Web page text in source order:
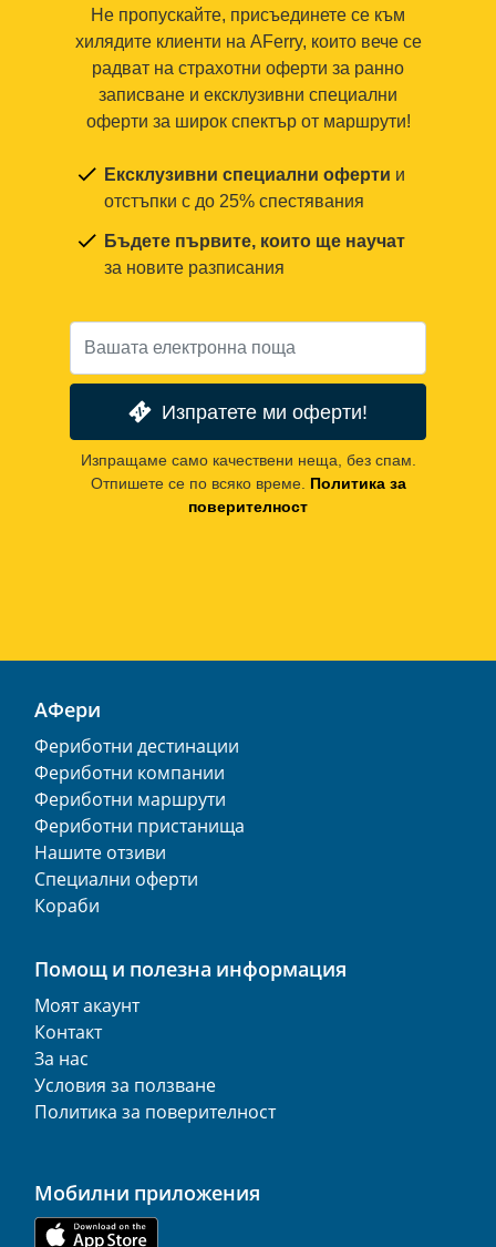
Не пропускайте, присъединете се към
хилядите клиенти на AFerry, които вече се
радват на страхотни оферти за ранно
записване и ексклузивни специални
оферти за широк спектър от маршрути!
Ексклузивни специални оферти и
отстъпки с до 25% спестявания
Бъдете първите, които ще научат
за новите разписания
Изпратете ми оферти!
Изпращаме само качествени неща, без спам.
Отпишете се по всяко време. Политика за
поверителност
АФери
Фериботни дестинации
Фериботни компании
Фериботни маршрути
Фериботни пристанища
Нашите отзиви
Специални оферти
Кораби
Помощ и полезна информация
Моят акаунт
Контакт
За нас
Условия за ползване
Политика за поверителност
Мобилни приложения